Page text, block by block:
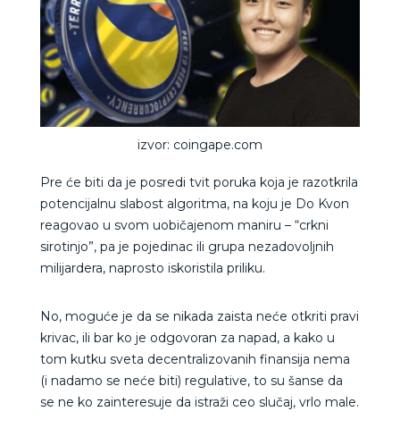
izvor: coingape.com
Pre će biti da je posredi tvit poruka koja je razotkrila
potencijalnu slabost algoritma, na koju je Do Kvon
reagovao u svom uobičajenom maniru – “crkni
sirotinjo”, pa je pojedinac ili grupa nezadovoljnih
milijardera, naprosto iskoristila priliku.
No, moguće je da se nikada zaista neće otkriti pravi
krivac, ili bar ko je odgovoran za napad, a kako u
tom kutku sveta decentralizovanih finansija nema
(i nadamo se neće biti) regulative, to su šanse da
se ne ko zainteresuje da istraži ceo slučaj, vrlo male.